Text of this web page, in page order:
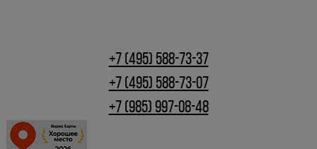
+7 (495) 588-73-37
+7 (495) 588-73-07
+7 (985) 997-08-48